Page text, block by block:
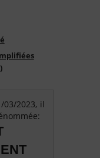
03/2023, il